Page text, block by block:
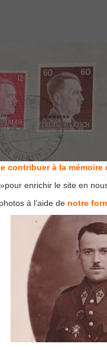
sont indiqués avec
contribuer à la mémoire
enrichir le site en
à l’aide de notre